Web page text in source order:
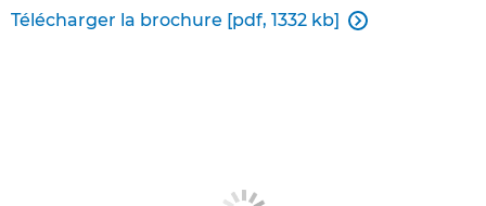
Télécharger la brochure [pdf, 1332 kb] 